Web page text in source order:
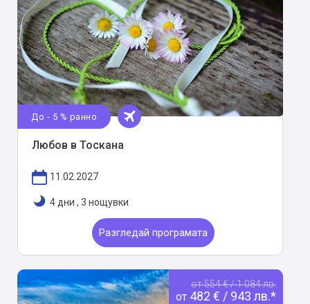
До - 5 % ранно
Любов в Тоскана
11.02.2027
4 дни , 3 нощувки
Разгледай програмата
от 554 € / 1 084 лв.
от 482 € / 943 лв.*